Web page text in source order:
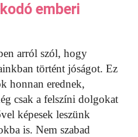
emberi
arról szól, hogy
történt jóságot. Ez
honnan erednek,
csak a felszíni dolgokat
képesek leszünk
is. Nem szabad